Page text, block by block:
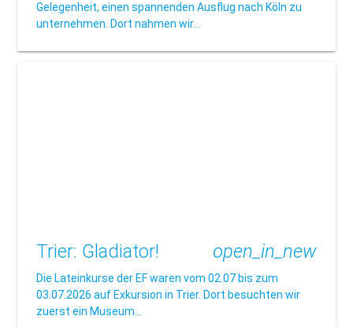
Gelegenheit, einen spannenden Ausflug nach Köln zu
unternehmen. Dort nahmen wir…
Trier: Gladiator! open_in_new
Die Lateinkurse der EF waren vom 02.07 bis zum
03.07.2026 auf Exkursion in Trier. Dort besuchten wir
zuerst ein Museum…